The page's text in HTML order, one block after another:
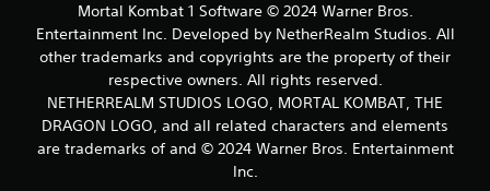
g
Mortal Kombat 1 Software © 2024 Warner Bros.
Entertainment Inc. Developed by NetherRealm Studios. All
other trademarks and copyrights are the property of their
respective owners. All rights reserved.
NETHERREALM STUDIOS LOGO, MORTAL KOMBAT, THE
DRAGON LOGO, and all related characters and elements
are trademarks of and © 2024 Warner Bros. Entertainment
Inc.